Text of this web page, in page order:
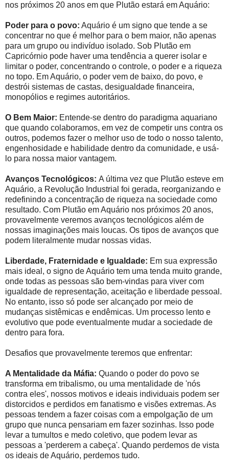
nos próximos 20 anos em que Plutão estará em Aquário:
Poder para o povo: Aquário é um signo que tende a se
concentrar no que é melhor para o bem maior, não apenas
para um grupo ou indivíduo isolado. Sob Plutão em
Capricórnio pode haver uma tendência a querer isolar e
limitar o poder, concentrando o controle, o poder e a riqueza
no topo. Em Aquário, o poder vem de baixo, do povo, e
destrói sistemas de castas, desigualdade financeira,
monopólios e regimes autoritários.
O Bem Maior: Entende-se dentro do paradigma aquariano
que quando colaboramos, em vez de competir uns contra os
outros, podemos fazer o melhor uso de todo o nosso talento,
engenhosidade e habilidade dentro da comunidade, e usá-
lo para nossa maior vantagem.
Avanços Tecnológicos: A última vez que Plutão esteve em
Aquário, a Revolução Industrial foi gerada, reorganizando e
redefinindo a concentração de riqueza na sociedade como
resultado. Com Plutão em Aquário nos próximos 20 anos,
provavelmente veremos avanços tecnológicos além de
nossas imaginações mais loucas. Os tipos de avanços que
podem literalmente mudar nossas vidas.
Liberdade, Fraternidade e Igualdade: Em sua expressão
mais ideal, o signo de Aquário tem uma tenda muito grande,
onde todas as pessoas são bem-vindas para viver com
igualdade de representação, aceitação e liberdade pessoal.
No entanto, isso só pode ser alcançado por meio de
mudanças sistêmicas e endêmicas. Um processo lento e
evolutivo que pode eventualmente mudar a sociedade de
dentro para fora.
Desafios que provavelmente teremos que enfrentar:
A Mentalidade da Máfia: Quando o poder do povo se
transforma em tribalismo, ou uma mentalidade de 'nós
contra eles', nossos motivos e ideais individuais podem ser
distorcidos e perdidos em fanatismo e visões extremas. As
pessoas tendem a fazer coisas com a empolgação de um
grupo que nunca pensariam em fazer sozinhas. Isso pode
levar a tumultos e medo coletivo, que podem levar as
pessoas a 'perderem a cabeça'. Quando perdemos de vista
os ideais de Aquário, perdemos tudo.